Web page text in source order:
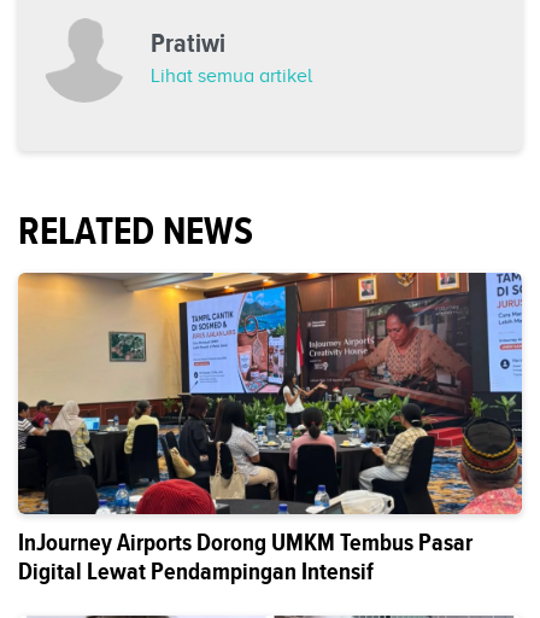
Pratiwi
Lihat semua artikel
RELATED NEWS
InJourney Airports Dorong UMKM Tembus Pasar
Digital Lewat Pendampingan Intensif